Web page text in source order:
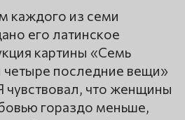
каждого из семи
его латинское
картины «Семь
четыре последние вещи»
чувствовал, что женщины
гораздо меньше,